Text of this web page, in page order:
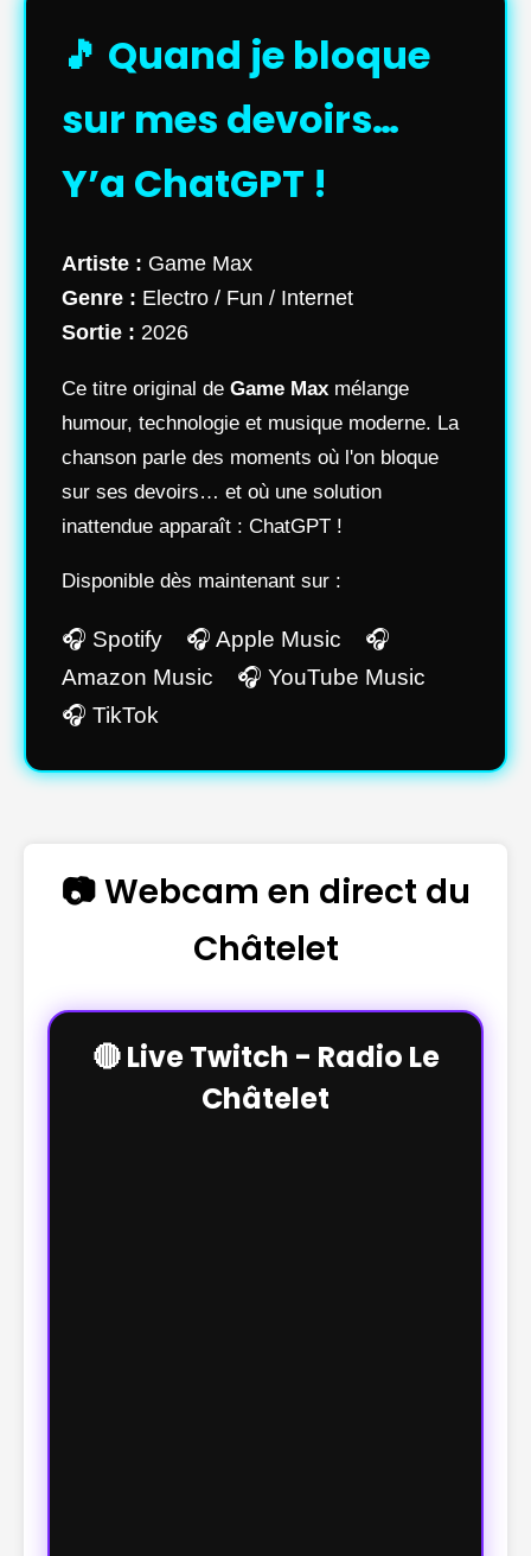
🎵 Quand je bloque
sur mes devoirs…
Y’a ChatGPT !
Artiste : Game Max
Genre : Electro / Fun / Internet
Sortie : 2026
Ce titre original de Game Max mélange
humour, technologie et musique moderne. La
chanson parle des moments où l'on bloque
sur ses devoirs… et où une solution
inattendue apparaît : ChatGPT !
Disponible dès maintenant sur :
🎧 Spotify 🎧 Apple Music 🎧
Amazon Music 🎧 YouTube Music
🎧 TikTok
📷 Webcam en direct du
Châtelet
🔴 Live Twitch - Radio Le
Châtelet